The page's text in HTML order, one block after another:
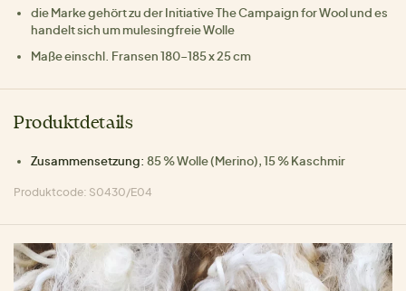
die Marke gehört zu der Initiative The Campaign for Wool und es
handelt sich um mulesingfreie Wolle
Maße einschl. Fransen 180-185 x 25 cm
Produktdetails
Zusammensetzung: 85 % Wolle (Merino), 15 % Kaschmir
Produktcode: S0430/E04